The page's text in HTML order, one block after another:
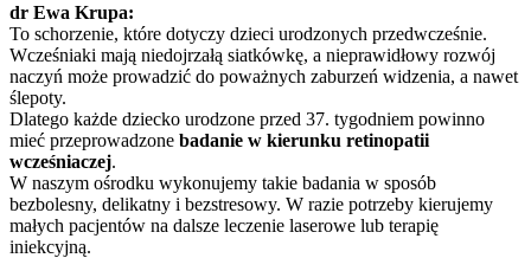
dr Ewa Krupa:
To schorzenie, które dotyczy dzieci urodzonych przedwcześnie.
Wcześniaki mają niedojrzałą siatkówkę, a nieprawidłowy rozwój
naczyń może prowadzić do poważnych zaburzeń widzenia, a nawet
ślepoty.
Dlatego każde dziecko urodzone przed 37. tygodniem powinno
mieć przeprowadzone badanie w kierunku retinopatii
wcześniaczej.
W naszym ośrodku wykonujemy takie badania w sposób
bezbolesny, delikatny i bezstresowy. W razie potrzeby kierujemy
małych pacjentów na dalsze leczenie laserowe lub terapię
iniekcyjną.